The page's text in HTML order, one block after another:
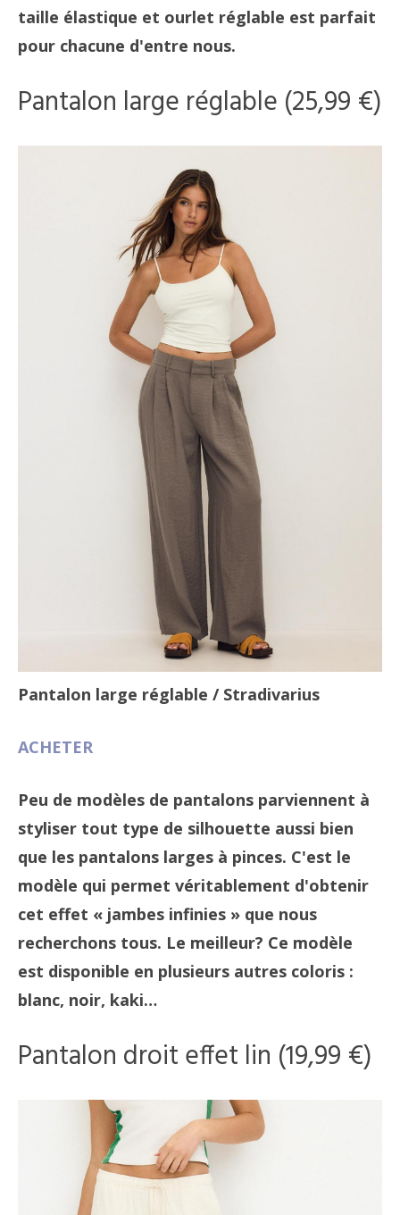
taille élastique et ourlet réglable est parfait
pour chacune d'entre nous.
Pantalon large réglable (25,99 €)
Pantalon large réglable / Stradivarius
ACHETER
Peu de modèles de pantalons parviennent à
styliser tout type de silhouette aussi bien
que les pantalons larges à pinces. C'est le
modèle qui permet véritablement d'obtenir
cet effet « jambes infinies » que nous
recherchons tous. Le meilleur? Ce modèle
est disponible en plusieurs autres coloris :
blanc, noir, kaki…
Pantalon droit effet lin (19,99 €)